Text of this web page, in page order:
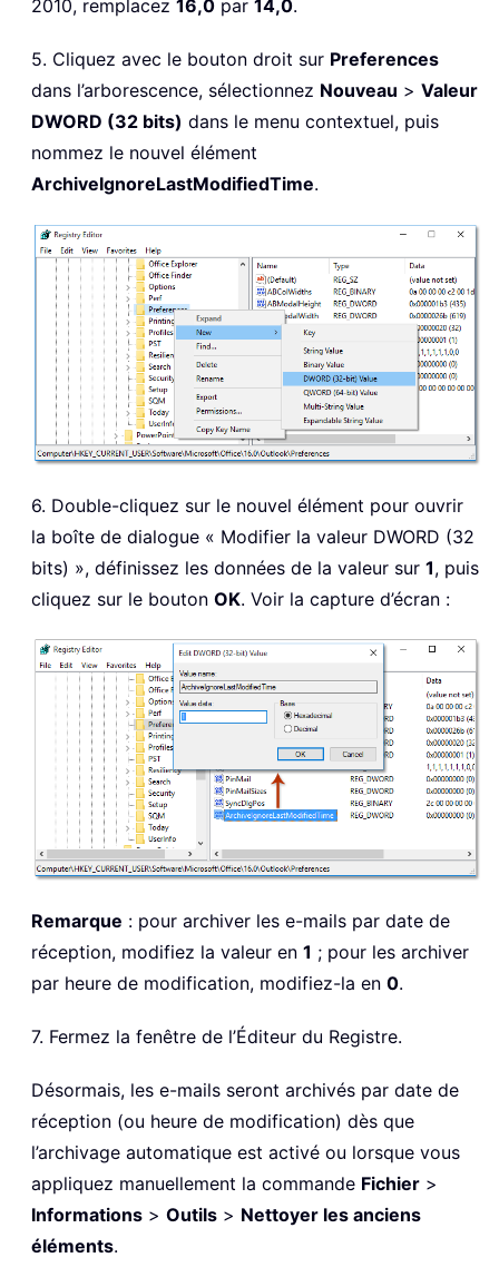
2010, remplacez 16,0 par 14,0.
5. Cliquez avec le bouton droit sur Preferences
dans l’arborescence, sélectionnez Nouveau > Valeur
DWORD (32 bits) dans le menu contextuel, puis
nommez le nouvel élément
ArchiveIgnoreLastModifiedTime.
6. Double-cliquez sur le nouvel élément pour ouvrir
la boîte de dialogue « Modifier la valeur DWORD (32
bits) », définissez les données de la valeur sur 1, puis
cliquez sur le bouton OK. Voir la capture d’écran :
Remarque : pour archiver les e-mails par date de
réception, modifiez la valeur en 1 ; pour les archiver
par heure de modification, modifiez-la en 0.
7. Fermez la fenêtre de l’Éditeur du Registre.
Désormais, les e-mails seront archivés par date de
réception (ou heure de modification) dès que
l’archivage automatique est activé ou lorsque vous
appliquez manuellement la commande Fichier >
Informations > Outils > Nettoyer les anciens
éléments.